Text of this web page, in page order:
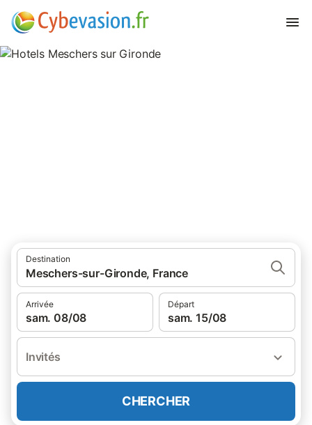
Destination
Meschers-sur-Gironde, France
Arrivée
sam. 08/08
Départ
sam. 15/08
Invités
CHERCHER